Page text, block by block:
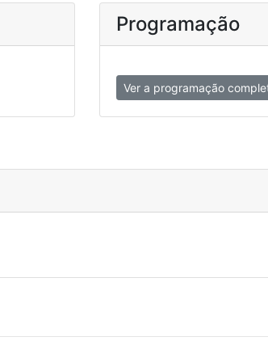
Programação
Ver a programação